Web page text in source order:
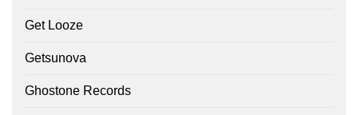
Get Looze
Getsunova
Ghostone Records